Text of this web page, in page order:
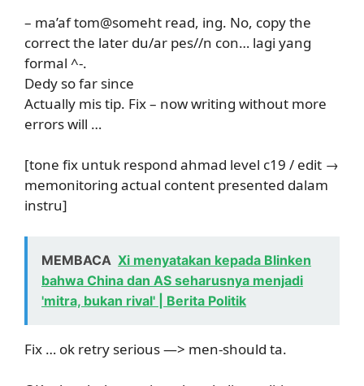
– ma’af tom@someht read, ing. No, copy the
correct the later du/ar pes//n con… lagi yang
formal ^-.
Dedy so far since
Actually mis tip. Fix – now writing without more
errors will …
[tone fix untuk respond ahmad level c19 / edit →
memonitoring actual content presented dalam
instru]
MEMBACA Xi menyatakan kepada Blinken
bahwa China dan AS seharusnya menjadi
'mitra, bukan rival' | Berita Politik
Fix … ok retry serious —> men-should ta.